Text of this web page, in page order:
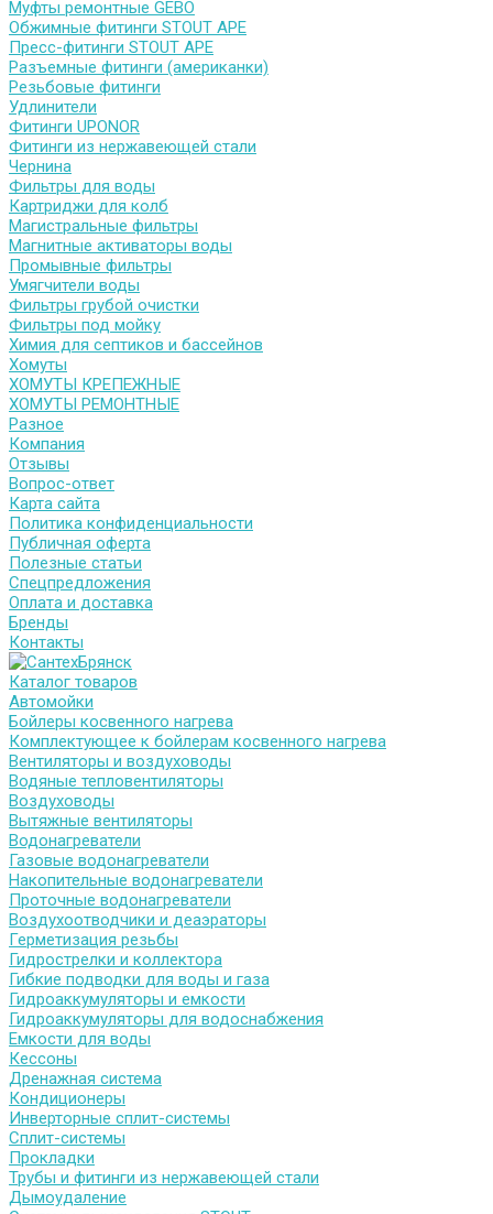
Муфты ремонтные GEBO
Обжимные фитинги STOUT APE
Пресс-фитинги STOUT APE
Разъемные фитинги (американки)
Резьбовые фитинги
Удлинители
Фитинги UPONOR
Фитинги из нержавеющей стали
Чернина
Фильтры для воды
Картриджи для колб
Магистральные фильтры
Магнитные активаторы воды
Промывные фильтры
Умягчители воды
Фильтры грубой очистки
Фильтры под мойку
Химия для септиков и бассейнов
Хомуты
ХОМУТЫ КРЕПЕЖНЫЕ
ХОМУТЫ РЕМОНТНЫЕ
Разное
Компания
Отзывы
Вопрос-ответ
Карта сайта
Политика конфиденциальности
Публичная оферта
Полезные статьи
Спецпредложения
Оплата и доставка
Бренды
Контакты
Каталог товаров
Автомойки
Бойлеры косвенного нагрева
Комплектующее к бойлерам косвенного нагрева
Вентиляторы и воздуховоды
Водяные тепловентиляторы
Воздуховоды
Вытяжные вентиляторы
Водонагреватели
Газовые водонагреватели
Накопительные водонагреватели
Проточные водонагреватели
Воздухоотводчики и деаэраторы
Герметизация резьбы
Гидрострелки и коллектора
Гибкие подводки для воды и газа
Гидроаккумуляторы и емкости
Гидроаккумуляторы для водоснабжения
Емкости для воды
Кессоны
Дренажная система
Кондиционеры
Инверторные сплит-системы
Сплит-системы
Прокладки
Трубы и фитинги из нержавеющей стали
Дымоудаление